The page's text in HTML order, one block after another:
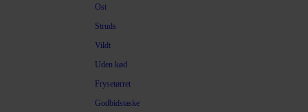
Ost
Struds
Vildt
Uden kød
Frysetørret
Godbidstaske